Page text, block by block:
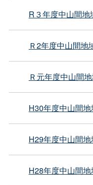
R３年度中山間
Ｒ2年度中山間地
Ｒ元年度中山間
H30年度中山間
H29年度中山間
H28年度中山間